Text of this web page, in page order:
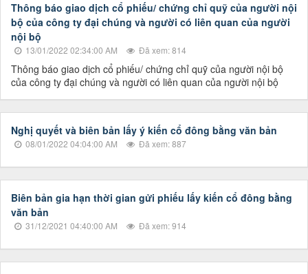
Thông báo giao dịch cổ phiếu/ chứng chỉ quỹ của người nội
bộ của công ty đại chúng và người có liên quan của người
nội bộ
13/01/2022 02:34:00 AM Đã xem: 814
Thông báo giao dịch cổ phiếu/ chứng chỉ quỹ của người nội bộ
của công ty đại chúng và người có liên quan của người nội bộ
Nghị quyết và biên bản lấy ý kiến cổ đông bằng văn bản
08/01/2022 04:04:00 AM Đã xem: 887
Biên bản gia hạn thời gian gửi phiếu lấy kiến cổ đông bằng
văn bản
31/12/2021 04:40:00 AM Đã xem: 914